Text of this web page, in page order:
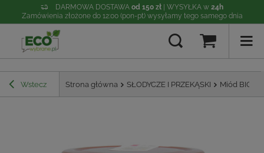
DARMOWA DOSTAWA od 150 zł | WYSYŁKA w 24h
Zamówienia złożone do 12:00 (pon-pt) wysyłamy tego samego dnia
Wstecz Strona główna SŁODYCZE I PRZEKĄSKI Miód BIO